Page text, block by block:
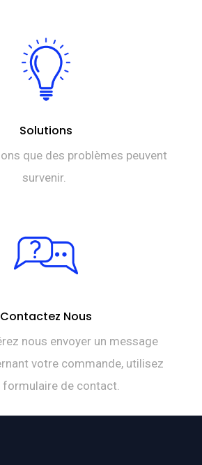
Solutions
que des problèmes peuvent
survenir.
Contactez Nous
nous envoyer un message
votre commande, utilisez
formulaire de contact.